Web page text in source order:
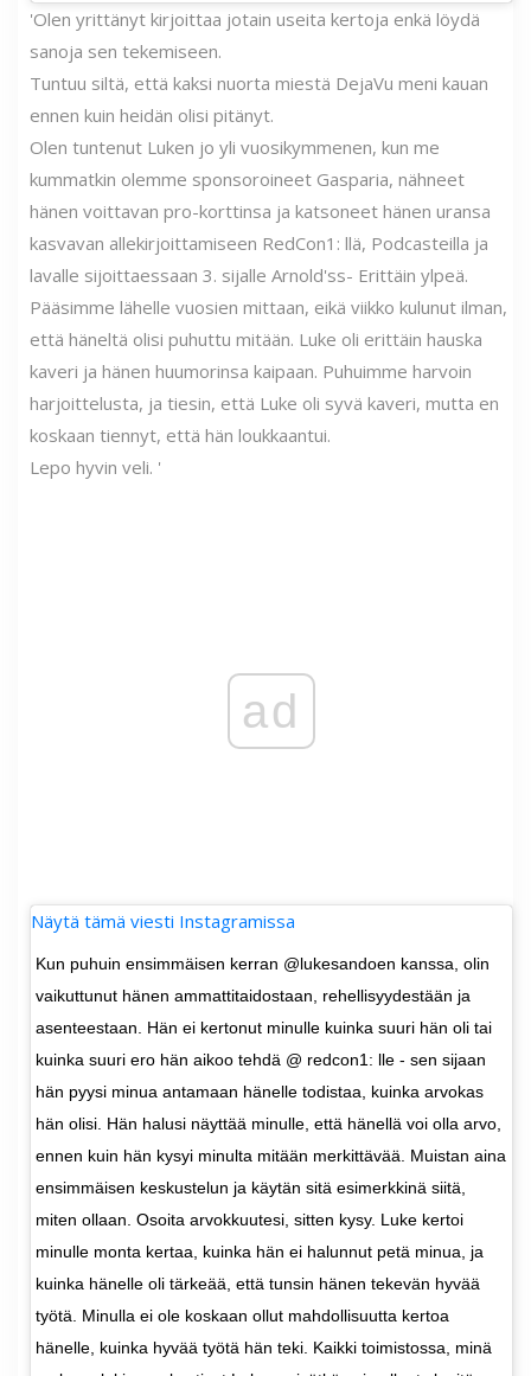
'Olen yrittänyt kirjoittaa jotain useita kertoja enkä löydä
sanoja sen tekemiseen.
Tuntuu siltä, ​​että kaksi nuorta miestä DejaVu meni kauan
ennen kuin heidän olisi pitänyt.
Olen tuntenut Luken jo yli vuosikymmenen, kun me
kummatkin olemme sponsoroineet Gasparia, nähneet
hänen voittavan pro-korttinsa ja katsoneet hänen uransa
kasvavan allekirjoittamiseen RedCon1: llä, Podcasteilla ja
lavalle sijoittaessaan 3. sijalle Arnold'ss- Erittäin ylpeä.
Pääsimme lähelle vuosien mittaan, eikä viikko kulunut ilman,
että häneltä olisi puhuttu mitään. Luke oli erittäin hauska
kaveri ja hänen huumorinsa kaipaan. Puhuimme harvoin
harjoittelusta, ja tiesin, että Luke oli syvä kaveri, mutta en
koskaan tiennyt, että hän loukkaantui.
Lepo hyvin veli. '
ad
Näytä tämä viesti Instagramissa
Kun puhuin ensimmäisen kerran @lukesandoen kanssa, olin
vaikuttunut hänen ammattitaidostaan, rehellisyydestään ja
asenteestaan. Hän ei kertonut minulle kuinka suuri hän oli tai
kuinka suuri ero hän aikoo tehdä @ redcon1: lle - sen sijaan
hän pyysi minua antamaan hänelle todistaa, kuinka arvokas
hän olisi. Hän halusi näyttää minulle, että hänellä voi olla arvo,
ennen kuin hän kysyi minulta mitään merkittävää. Muistan aina
ensimmäisen keskustelun ja käytän sitä esimerkkinä siitä,
miten ollaan. Osoita arvokkuutesi, sitten kysy. Luke kertoi
minulle monta kertaa, kuinka hän ei halunnut petä minua, ja
kuinka hänelle oli tärkeää, että tunsin hänen tekevän hyvää
työtä. Minulla ei ole koskaan ollut mahdollisuutta kertoa
hänelle, kuinka hyvää työtä hän teki. Kaikki toimistossa, minä